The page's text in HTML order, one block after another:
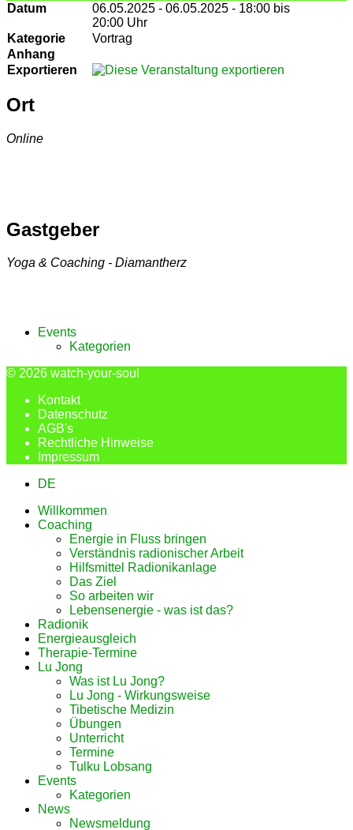
Datum
06.05.2025 - 06.05.2025 - 18:00 bis
20:00 Uhr
Kategorie
Vortrag
Anhang
Exportieren
Ort
Online
Gastgeber
Yoga & Coaching - Diamantherz
Events
Kategorien
© 2026 watch-your-soul
Kontakt
Datenschutz
AGB's
Rechtliche Hinweise
Impressum
DE
Willkommen
Coaching
Energie in Fluss bringen
Verständnis radionischer Arbeit
Hilfsmittel Radionikanlage
Das Ziel
So arbeiten wir
Lebensenergie - was ist das?
Radionik
Energieausgleich
Therapie-Termine
Lu Jong
Was ist Lu Jong?
Lu Jong - Wirkungsweise
Tibetische Medizin
Übungen
Unterricht
Termine
Tulku Lobsang
Events
Kategorien
News
Newsmeldung